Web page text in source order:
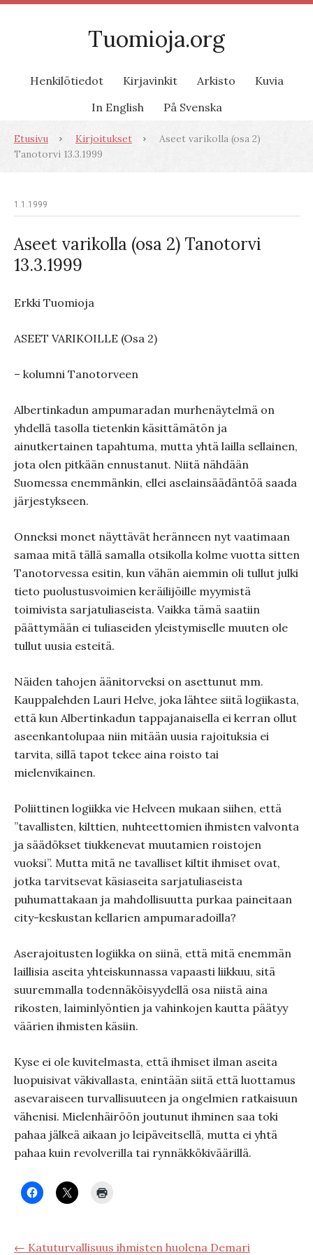
Tuomioja.org
Henkilötiedot Kirjavinkit Arkisto
Kuvia
In English
På Svenska
Etusivu Kirjoitukset
Aseet varikolla (osa 2)
Tanotorvi 13.3.1999
1.1.1999
Aseet varikolla (osa 2) Tanotorvi
13.3.1999
Erkki Tuomioja
ASEET VARIKOILLE (Osa 2)
– kolumni Tanotorveen
Albertinkadun ampumaradan murhenäytelmä on
yhdellä tasolla tietenkin käsittämätön ja
ainutkertainen tapahtuma, mutta yhtä lailla sellainen,
jota olen pitkään ennustanut. Niitä nähdään
Suomessa enemmänkin, ellei aselainsäädäntöä saada
järjestykseen.
Onneksi monet näyttävät heränneen nyt vaatimaan
samaa mitä tällä samalla otsikolla kolme vuotta sitten
Tanotorvessa esitin, kun vähän aiemmin oli tullut julki
tieto puolustusvoimien keräilijöille myymistä
toimivista sarjatuliaseista. Vaikka tämä saatiin
päättymään ei tuliaseiden yleistymiselle muuten ole
tullut uusia esteitä.
Näiden tahojen äänitorveksi on asettunut mm.
Kauppalehden Lauri Helve, joka lähtee siitä logiikasta,
että kun Albertinkadun tappajanaisella ei kerran ollut
aseenkantolupaa niin mitään uusia rajoituksia ei
tarvita, sillä tapot tekee aina roisto tai
mielenvikainen.
Poliittinen logiikka vie Helveen mukaan siihen, että
”tavallisten, kilttien, nuhteettomien ihmisten valvonta
ja säädökset tiukkenevat muutamien roistojen
vuoksi”. Mutta mitä ne tavalliset kiltit ihmiset ovat,
jotka tarvitsevat käsiaseita sarjatuliaseista
puhumattakaan ja mahdollisuutta purkaa paineitaan
city-keskustan kellarien ampumaradoilla?
Aserajoitusten logiikka on siinä, että mitä enemmän
laillisia aseita yhteiskunnassa vapaasti liikkuu, sitä
suuremmalla todennäköisyydellä osa niistä aina
rikosten, laiminlyöntien ja vahinkojen kautta päätyy
väärien ihmisten käsiin.
Kyse ei ole kuvitelmasta, että ihmiset ilman aseita
luopuisivat väkivallasta, enintään siitä että luottamus
asevaraiseen turvallisuuteen ja ongelmien ratkaisuun
vähenisi. Mielenhäiröön joutunut ihminen saa toki
pahaa jälkeä aikaan jo leipäveitsellä, mutta ei yhtä
pahaa kuin revolverilla tai rynnäkkökiväärillä.
← Katuturvallisuus ihmisten huolena Demari